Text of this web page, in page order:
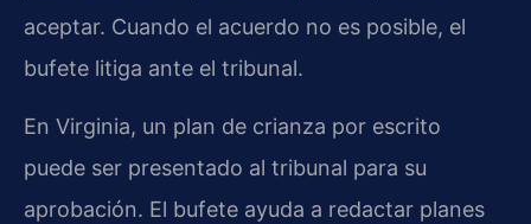
aceptar. Cuando el acuerdo no es posible, el
bufete litiga ante el tribunal.
En Virginia, un plan de crianza por escrito
puede ser presentado al tribunal para su
aprobación. El bufete ayuda a redactar planes